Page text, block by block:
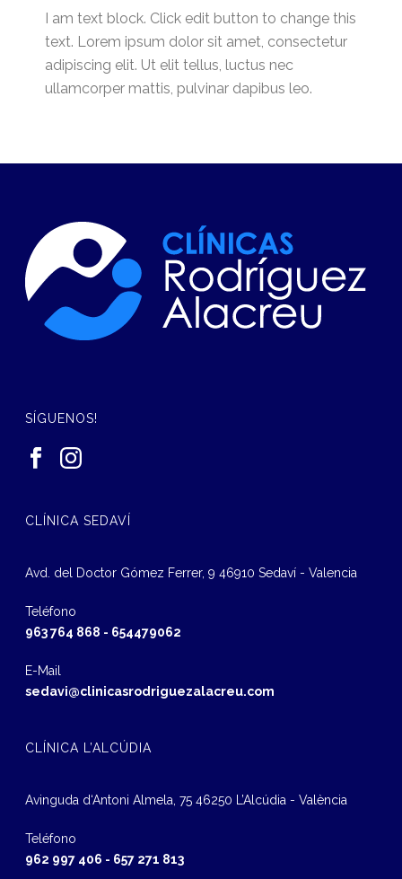
I am text block. Click edit button to change this
text. Lorem ipsum dolor sit amet, consectetur
adipiscing elit. Ut elit tellus, luctus nec
ullamcorper mattis, pulvinar dapibus leo.
SÍGUENOS!
CLÍNICA SEDAVÍ
Avd. del Doctor Gómez Ferrer, 9 46910 Sedaví - Valencia
Teléfono
963 764 868 - 654479062
E-Mail
sedavi@clinicasrodriguezalacreu.com
CLÍNICA L’ALCÚDIA
Avinguda d‘Antoni Almela, 75 46250 L’Alcúdia - València
Teléfono
962 997 406 - 657 271 813